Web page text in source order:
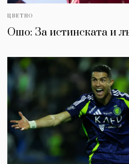
ЦВЕТНО
Ошо: За истинската и